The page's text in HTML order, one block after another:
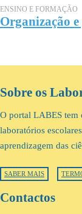
ENSINO E FORMAÇÃO
Organização
Sobre os
O portal LABES tem
laboratórios
aprendizagem das
SABER MAIS
Contactos